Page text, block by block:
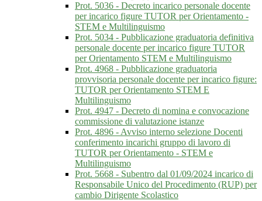
Prot. 5036 - Decreto incarico personale docente
per incarico figure TUTOR per Orientamento -
STEM e Multilinguismo
Prot. 5034 - Pubblicazione graduatoria definitiva
personale docente per incarico figure TUTOR
per Orientamento STEM e Multilinguismo
Prot. 4968 - Pubblicazione graduatoria
provvisoria personale docente per incarico figure:
TUTOR per Orientamento STEM E
Multilinguismo
Prot. 4947 - Decreto di nomina e convocazione
commissione di valutazione istanze
Prot. 4896 - Avviso interno selezione Docenti
conferimento incarichi gruppo di lavoro di
TUTOR per Orientamento - STEM e
Multilinguismo
Prot. 5668 - Subentro dal 01/09/2024 incarico di
Responsabile Unico del Procedimento (RUP) per
cambio Dirigente Scolastico